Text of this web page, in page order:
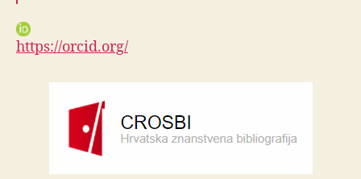
https://orcid.org/